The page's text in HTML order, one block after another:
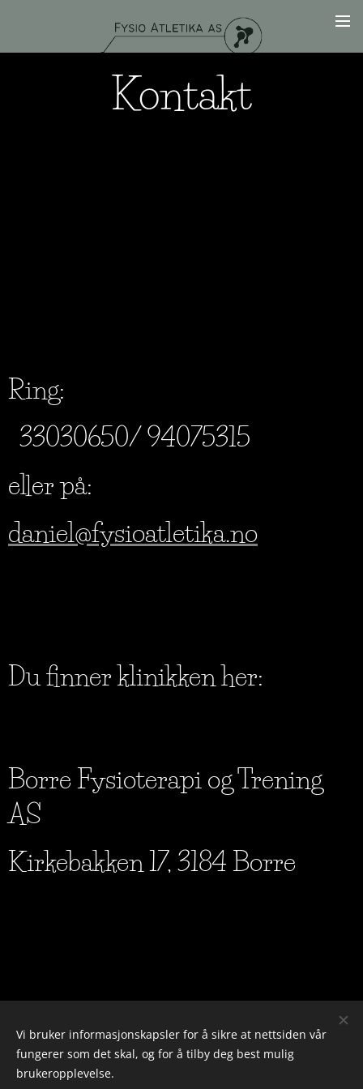
Kontakt
Ring:
33030650/ 94075315
eller på:
daniel@fysioatletika.no
Du finner klinikken her:
Borre Fysioterapi og Trening
AS
Kirkebakken 17, 3184 Borre
Fysio Atletika AS - Org nr: 934222563
Vi bruker informasjonskapsler for å sikre at nettsiden vår
fungerer som det skal, og for å tilby deg best mulig
brukeropplevelse.